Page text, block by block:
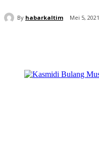
By habarkaltim Mei 5, 2021